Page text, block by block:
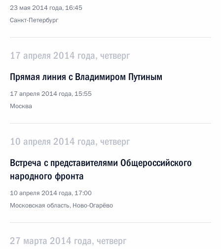
23 мая 2014 года, 16:45
Санкт-Петербург
17 апреля 2014 года, четверг
Прямая линия с Владимиром Путиным
17 апреля 2014 года, 15:55
Москва
10 апреля 2014 года, четверг
Встреча с представителями Общероссийского
народного фронта
10 апреля 2014 года, 17:00
Московская область, Ново-Огарёво
27 марта 2014 года, четверг